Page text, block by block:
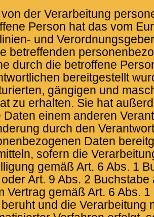
der Verarbeitung
Person hat das vom
und
betreffenden
durch die betroffene
bereitgestellt
gängigen und
zu erhalten. Sie hat
Daten einem anderen
durch den
Daten
sofern die
gemäß Art. 6 Abs. 1
Art. 9 Abs. 2
Vertrag gemäß Art. 6 Abs.
und die Verarbeitung